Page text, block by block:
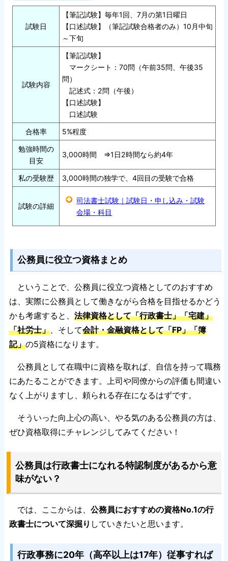
試験日
【筆記試験】毎年1回、7月の第1日曜日
【口述試験】（筆記試験合格者のみ）10月中旬
～下旬
試験内容
【筆記試験】
マークシート：70問（午前35問、午後35
問）
記述式：2問（午後）
【口述試験】
口述試験
合格率
5%程度
勉強時間の
目安
3,000時間 ⇒1日2時間なら約4年
私の受験歴 3,000時間の独学で、4回目の受験で合格
試験の詳細
司法書士試験｜試験日・申し込み・試験
会場・科目
公務員に役立つ資格まとめ
ということで、公務員に役立つ資格としてのおすすめ
は、実際に公務員として働きながら合格を目指せるかどう
かも考慮すると、 法律資格として「行政書士」「宅建」
「社労士」、そして会計・金融資格として「FP」「簿
記」の5資格になります。
公務員として在職中に資格を取れば、自信を持って職務
にあたることができます。上司や同僚からの評価も間違い
なく上がりますし、頼られる存在になるはずです。
そういった向上心の高い、やる気のある公務員の方は、
ぜひ資格取得にチャレンジしてみてください！
公務員は行政書士になれる特認制度があるから意
味がない？
では、ここからは、 公務員におすすめの資格No.1の行
政書士について深掘り していきたいと思います。
行政事務に20年（高卒以上は17年）従事すれば